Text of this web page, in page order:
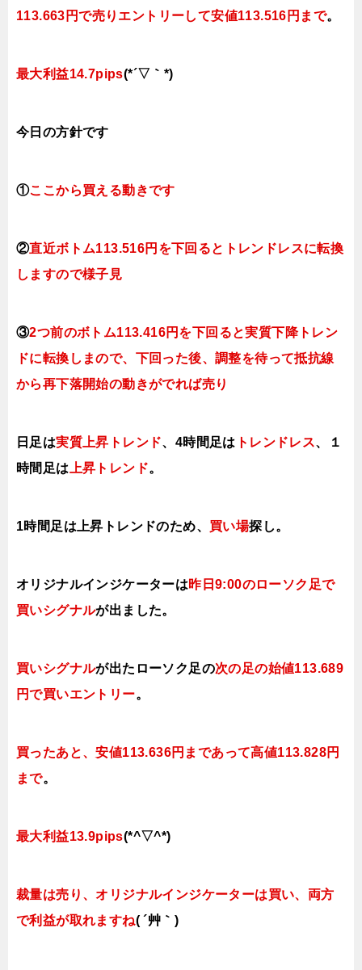
113.663円で売りエントリーして安値113.516円まで。
最大利益14.7pips(*´▽｀*)
今日 の方針です
①ここから買える動きです
②直近ボトム113.516円を下回るとトレンドレスに転換
しますので様子見
③2つ前のボトム113.416円を下回ると実質下降トレン
ドに転換しまので、下回った後、調整を待って抵抗線
から再下落開始の動きがでれば売り
日足は実質上昇トレンド、4時間足は トレンドレス、１
時間足は 上昇トレンド。
1時間足は上昇 トレンドのため、 買い場探し。
オリジナルインジケーターは昨日9:00のローソク足で
買いシグナルが出 ました。
買いシグナルが出たローソク足の次の足の始値113.689
円で買いエントリー。
買ったあと、安値113.636円まであって高値113.828円
まで。
最大利益13.9pips(*^▽^*)
裁量は売り、オリジナルインジケーターは買い、両方
で利益が取れますね( ´艸｀)